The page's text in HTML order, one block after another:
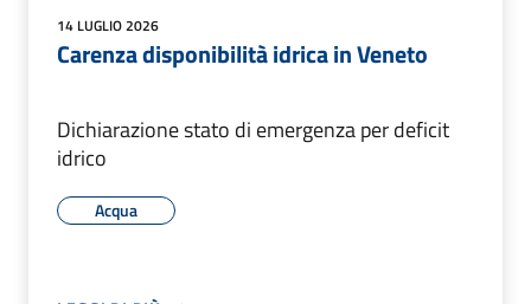
14 LUGLIO 2026
Carenza disponibilità idrica in Veneto
Dichiarazione stato di emergenza per deficit
idrico
Acqua